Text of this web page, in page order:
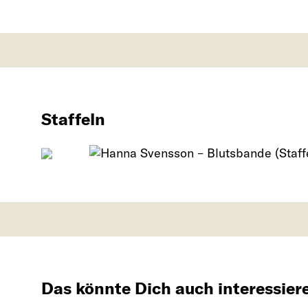
Staffeln
Das könnte Dich auch